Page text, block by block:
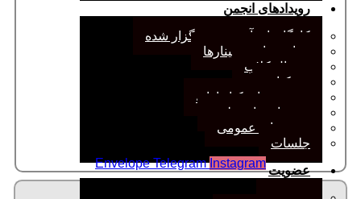
رویدادهای انجمن
کارگاههای آموزشی برگزار شده
همایش‌ها و سمینارها
ژورنال کلاب
نقد کتاب
دورهمی‌های کتابدارانه
سخنرانی‌های علمی
مجمع‌های عمومی
جلسات
عضویت
Envelope Telegram Instagram